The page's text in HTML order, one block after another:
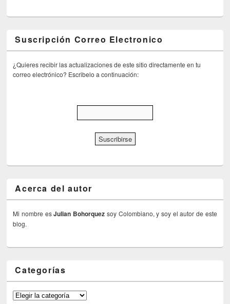
Suscripción Correo Electronico
¿Quieres recibir las actualizaciones de este sitio directamente en tu
correo electrónico? Escribelo a continuación:
Acerca del autor
Mi nombre esJulian Bohorquez soy Colombiano, y soy el autor de este
blog.
Categorías
Categorías